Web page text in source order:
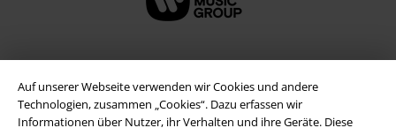
Auf unserer Webseite verwenden wir Cookies und andere
Technologien, zusammen „Cookies“. Dazu erfassen wir
Informationen über Nutzer, ihr Verhalten und ihre Geräte. Diese